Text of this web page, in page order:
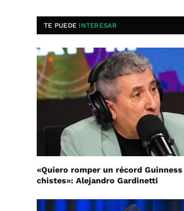
TE PUEDE INTERESAR
«Quiero romper un récord Guinness
chistes»: Alejandro Gardinetti